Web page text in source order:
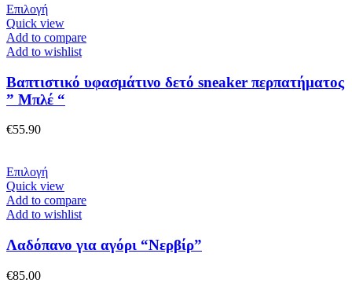
ΕπιλογήΑυτό
το
προϊόν
έχει
παραλλαγές.
Οι
επιλογές
σελίδα
του
προϊόντος
Quick view
Add to compare
Add to wishlist
Βαπτιστικό υφασμάτινο δετό sneaker περπατήματος
” Μπλέ “
€55.90
ΕπιλογήΑυτό
το
προϊόν
έχει
παραλλαγές.
Οι
Quick view
Add to compare
Add to wishlist
Λαδόπανο για αγόρι “Νερβίρ”
€85.00